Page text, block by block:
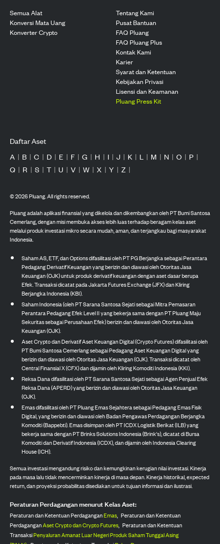
Semua Alat
Konversi Mata Uang
Konverter Crypto
Tentang Kami
Pusat Bantuan
FAQ Pluang
FAQ Pluang Plus
Kontak Kami
Karier
Syarat dan Ketentuan
Kebijakan Privasi
Lisensi dan Keamanan
Pluang Press Kit
Daftar Aset
A | B | C | D | E | F | G | H | I | J | K | L | M | N | O | P |
Q | R | S | T | U | V | W | X | Y | Z |
©2026Pluang. All rights reserved.
Pluang adalah aplikasi finansial yang dikelola dan dikembangkan oleh PT Bumi Santosa
Cemerlang, dengan misi membuka akses lebih luas terhadap beragam kelas aset
melalui produk investasi mikro secara mudah, aman, dan terjangkau bagi masyarakat
Indonesia.
Saham AS, ETF, dan Options difasilitasi oleh PT PG Berjangka sebagai Perantara
Pedagang Derivatif Keuangan yang berizin dan diawasi oleh Otoritas Jasa
Keuangan (OJK) untuk produk derivatif keuangan dengan aset dasar berupa
Efek. Transaksi dicatat pada Jakarta Futures Exchange (JFX) dan Kliring
Berjangka Indonesia (KBI).
Saham Indonesia (oleh PT Sarana Santosa Sejati sebagai Mitra Pemasaran
Perantara Pedagang Efek Level II yang bekerja sama dengan PT Pluang Maju
Sekuritas sebagai Perusahaan Efek) berizin dan diawasi oleh Otoritas Jasa
Keuangan (OJK).
Aset Crypto dan Derivatif Aset Keuangan Digital (Crypto Futures) difasilitasi oleh
PT Bumi Santosa Cemerlang sebagai Pedagang Aset Keuangan Digital yang
berizin dan diawasi oleh Otoritas Jasa Keuangan (OJK). Transaksi dicatat oleh
Central Finansial X (CFX) dan dijamin oleh Kliring Komoditi Indonesia (KKI).
Reksa Dana difasilitasi oleh PT Sarana Santosa Sejati sebagai Agen Penjual Efek
Reksa Dana (APERD) yang berizin dan diawasi oleh Otoritas Jasa Keuangan
(OJK).
Emas difasilitasi oleh PT Pluang Emas Sejahtera sebagai Pedagang Emas Fisik
Digital, yang berizin dan diawasi oleh Badan Pengawas Perdagangan Berjangka
Komoditi (Bappebti). Emas disimpan oleh PT ICDX Logistik Berikat (ILB) yang
bekerja sama dengan PT Brinks Solutions Indonesia (Brink's), dicatat di Bursa
Komoditi dan Derivatif Indonesia (ICDX), dan dijamin oleh Indonesia Clearing
House (ICH).
Semua investasi mengandung risiko dan kemungkinan kerugian nilai investasi. Kinerja
pada masa lalu tidak mencerminkan kinerja di masa depan. Kinerja historikal, expected
return, dan proyeksi probabilitas disediakan untuk tujuan informasi dan ilustrasi.
Peraturan Perdagangan menurut Kelas Aset:
Peraturan dan Ketentuan PerdaganganEmas, Peraturan dan Ketentuan
PerdaganganAset Crypto dan Crypto Futures, Peraturan dan Ketentuan
TransaksiPenyaluran Amanat Luar Negeri Produk Saham Tunggal Asing